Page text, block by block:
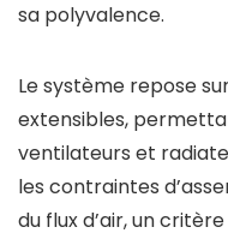
sa polyvalence.
Le système repose
extensibles,
ventilateurs et
les contraintes
du flux d’air, un